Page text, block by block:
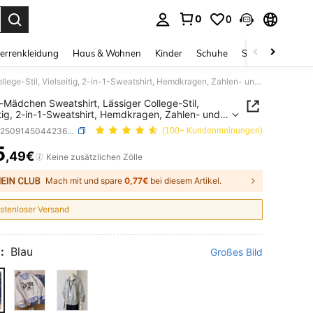
0 0
Haus & Wohnen Kinder Schuhe Schmuck &
Tween-Mädchen Sweatshirt, Lässiger College-Stil, Vielseitig, 2-in-1-Sweatshirt, Hemdkragen, Zahlen- und Buchstabendruck, Leopardenmuster, Locker
Mädchen Sweatshirt, Lässiger College-Stil,
2-in-1-Sweatshirt, Hemdkragen, Zahlen- und
Leopardenmuster, Locker
SKU: sk25091450442367449 (100+ Kundenmeinungen)
AND AVAILABILITY
,49€ Keine zusätzlichen Zölle
Mach mit und spare 0,77€ bei diesem Artikel.
Versand
Blau Großes Bild